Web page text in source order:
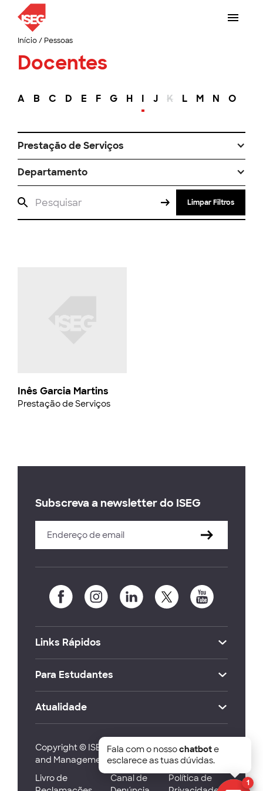
Início/ Pessoas
Docentes
A B C D E F G H I J K L M N O
Prestação de Serviços
Departamento
Limpar Filtros
Inês Garcia Martins
Prestação de Serviços
Subscreva a newsletter do ISEG
Links Rápidos
Para Estudantes
Atualidade
Copyright © ISEG Lisbon School of Economics
and Management 2026
Livro de
Canal de
Política de
1
Fala com o nossochatbote
esclarece as tuas dúvidas.